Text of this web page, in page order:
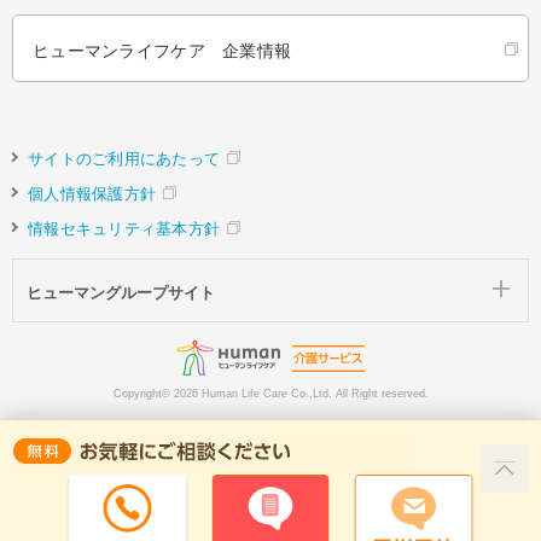
ヒューマンライフケア 企業情報
サイトのご利用にあたって
個人情報保護方針
情報セキュリティ基本方針
ヒューマングループサイト
Copyright© 2026 Human Life Care Co.,Ltd. All Right reserved.